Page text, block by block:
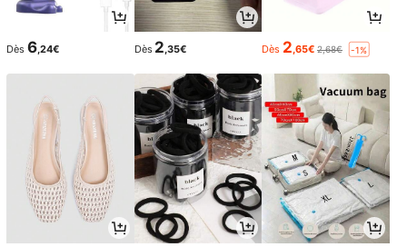
Dès 6,24€ Dès 2 ,35€ Dès 2 ,65€ 2,68€ -1%